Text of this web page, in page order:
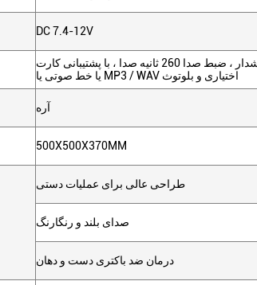
DC 7.4-12V
صحبت کردن ، هشدار ، ضبط صدا 260 ثانیه صدا ، با پشتیبانی کارت SD یا U-disk
یا خط صوتی یا MP3 / WAV اختیاری و بلوتوث
آره
500X500X370MM
طراحی عالی برای عملیات دستی
صدای بلند و رنگارنگ
درمان ضد باکتری دست و دهان